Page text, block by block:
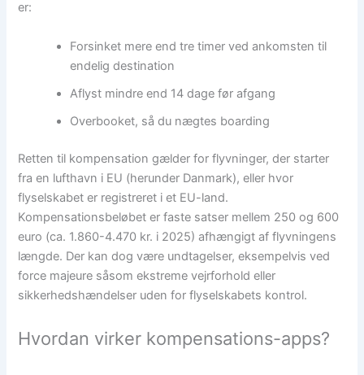
er:
Forsinket mere end tre timer ved ankomsten til
endelig destination
Aflyst mindre end 14 dage før afgang
Overbooket, så du nægtes boarding
Retten til kompensation gælder for flyvninger, der starter
fra en lufthavn i EU (herunder Danmark), eller hvor
flyselskabet er registreret i et EU-land.
Kompensationsbeløbet er faste satser mellem 250 og 600
euro (ca. 1.860-4.470 kr. i 2025) afhængigt af flyvningens
længde. Der kan dog være undtagelser, eksempelvis ved
force majeure såsom ekstreme vejrforhold eller
sikkerhedshændelser uden for flyselskabets kontrol.
Hvordan virker kompensations-apps?